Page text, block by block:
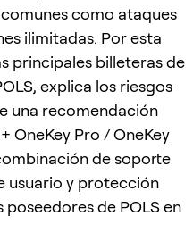
como ataques
ilimitadas. Por esta
principales billeteras de
explica los riesgos
una recomendación
OneKey Pro / OneKey
de soporte
usuario y protección
de POLS en